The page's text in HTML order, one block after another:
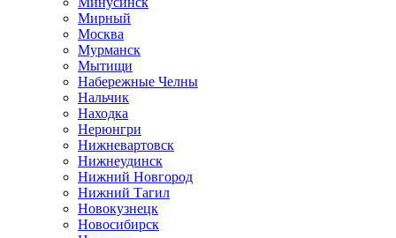
Мирный
Москва
Мурманск
Мытищи
Набережные Челны
Нальчик
Находка
Нерюнгри
Нижневартовск
Нижнеудинск
Нижний Новгород
Нижний Тагил
Новокузнецк
Новосибирск